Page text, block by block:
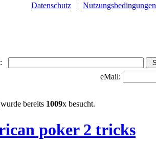
Datenschutz | Nutzungsbedingungen
eMail:
bereits 1009x besucht.
poker 2 tricks